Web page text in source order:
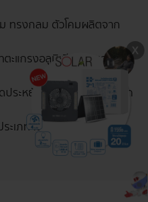
ทรงกลม ตัวโคมผลิตจาก
แกรงอลูมิเนียมลดแสงจ้า
ระหยัดไฟได้สองหลอด ขนาด
ะเภท เช่น บ้าน,ห้างสรรพ